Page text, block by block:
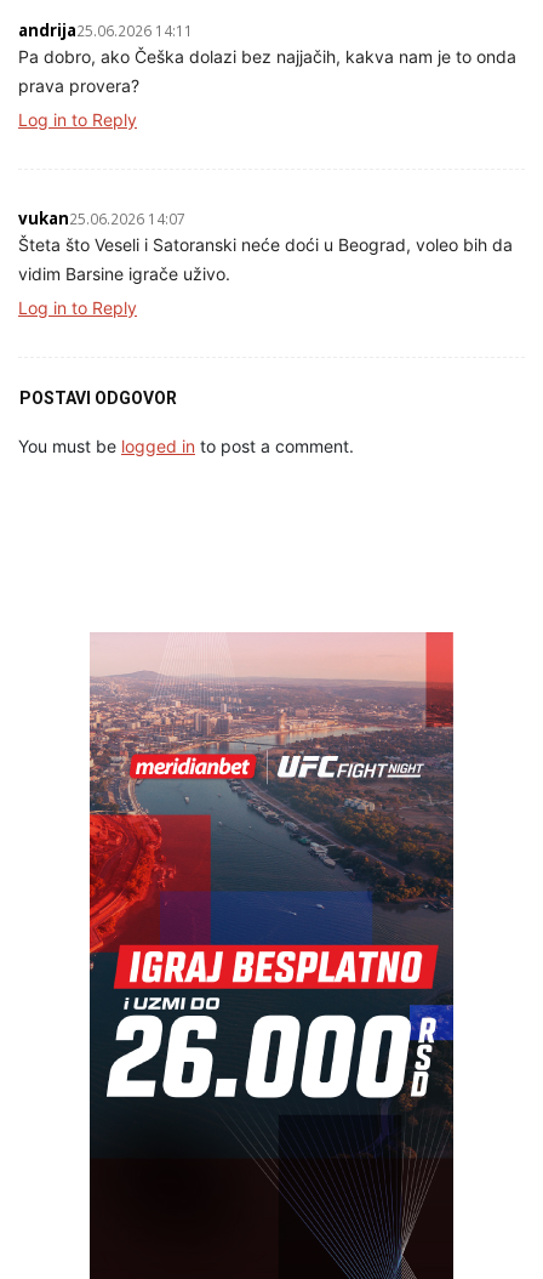
andrija25.06.2026 14:11
Pa dobro, ako Češka dolazi bez najjačih, kakva nam je to onda
prava provera?
Log in to Reply
vukan25.06.2026 14:07
Šteta što Veseli i Satoranski neće doći u Beograd, voleo bih da
vidim Barsine igrače uživo.
Log in to Reply
POSTAVI ODGOVOR
You must be logged in to post a comment.